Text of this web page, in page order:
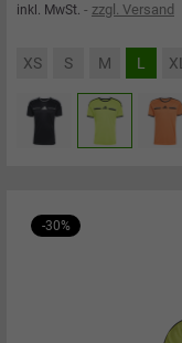
inkl. MwSt. zzgl. Versand
XS S M L XL
-30%